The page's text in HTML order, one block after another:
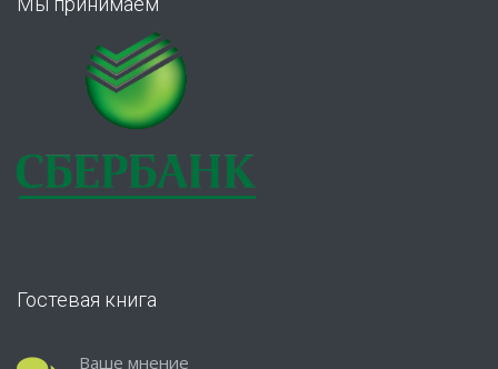
Гостевая книга
Ваше мнение